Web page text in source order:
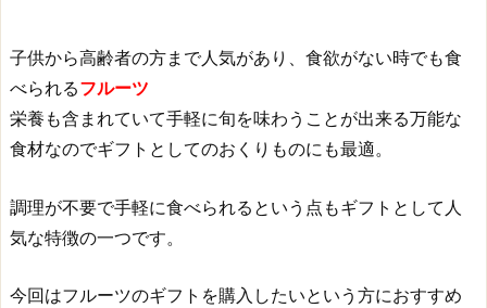
子供から高齢者の方まで人気があり、食欲がない時でも食
べられるフルーツ
栄養も含まれていて手軽に旬を味わうことが出来る万能な
食材なのでギフトとしてのおくりものにも最適。
調理が不要で手軽に食べられるという点もギフトとして人
気な特徴の一つです。
今回はフルーツのギフトを購入したいという方におすすめ